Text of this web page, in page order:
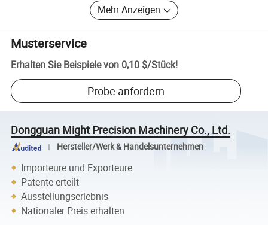
Mehr Anzeigen
Musterservice
Erhalten Sie Beispiele von 0,10 $/Stück!
Probe anfordern
Dongguan Might Precision Machinery Co., Ltd.
Hersteller/Werk & Handelsunternehmen
Importeure und Exporteure
Patente erteilt
Ausstellungserlebnis
Nationaler Preis erhalten